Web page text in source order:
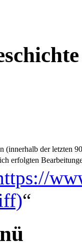
(innerhalb der letzten
erfolgten
“